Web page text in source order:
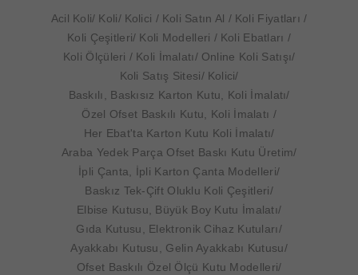
Acil Koli Koli Kolici Koli Satın Al
Koli Fiyatları
Koli Çeşitleri Koli Modelleri
Koli Ebatları
Koli Ölçüleri Koli İmalatı
Online Koli Satışı
Koli Satış Sitesi
Kolici
Baskılı, Baskısız Karton Kutu, Koli İmalatı
Özel Ofset Baskılı Kutu, Koli İmalatı
Her Ebat'ta Karton Kutu Koli İmalatı
Araba Yedek Parça Ofset Baskı Kutu Üretim
İpli Çanta, İpli Karton Çanta Modelleri
Baskız Tek-Çift Oluklu Koli Çeşitleri
Elbise Kutusu, Büyük Boy Kutu İmalatı
Gıda Kutusu, Elektronik Cihaz Kutuları
Ayakkabı Kutusu, Gelin Ayakkabı Kutusu
Ofset Baskılı Özel Ölçü Kutu Modelleri